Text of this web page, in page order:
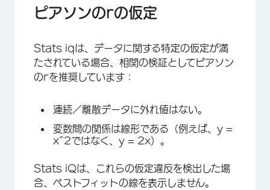
ピアソンのrの仮定
Stats iqは、データに関する特定の仮定が満
たされている場合、相関の検証としてピアソン
のrを推奨しています：
連続／離散データに外れ値はない。
変数間の関係は線形である（例えば、y =
x^2ではなく、y = 2x）。
Stats iQは、これらの仮定違反を検出した場
合、ベストフィットの線を表示しません。